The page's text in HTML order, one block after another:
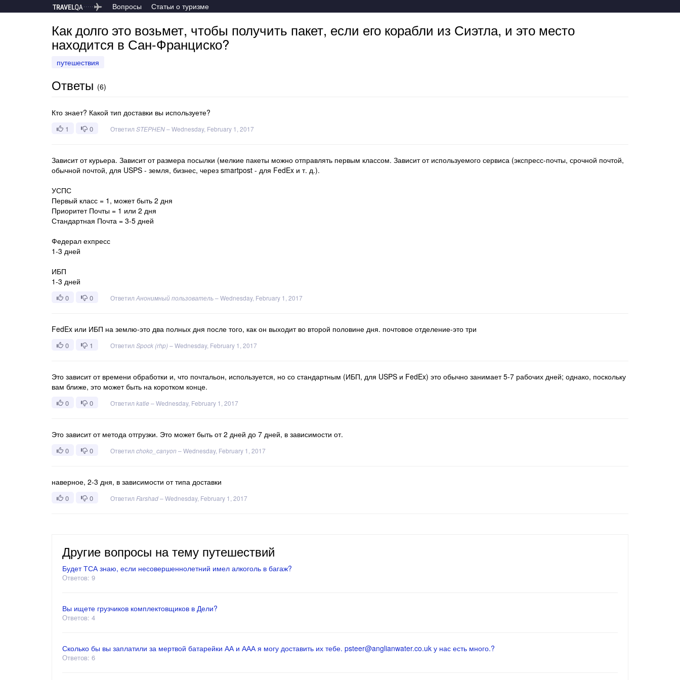
Вопросы Статьи о туризме
Как долго это возьмет, чтобы получить пакет, если его корабли из Сиэтла, и это место
находится в Сан-Франциско?
путешествия
Ответы (6)
Кто знает? Какой тип доставки вы используете?
1 0 Ответил STEPHEN–Wednesday, February 1, 2017
Зависит от курьера. Зависит от размера посылки (мелкие пакеты можно отправлять первым классом. Зависит от используемого сервиса (экспресс-почты, срочной почтой,
обычной почтой, для USPS - земля, бизнес, через smartpost - для FedEx и т. д.).
УСПС
Первый класс = 1, может быть 2 дня
Приоритет Почты = 1 или 2 дня
Стандартная Почта = 3-5 дней
Федерал ехпресс
1-3 дней
ИБП
1-3 дней
0 0 Ответил Анонимный пользователь–Wednesday, February 1, 2017
FedEx или ИБП на землю-это два полных дня после того, как он выходит во второй половине дня. почтовое отделение-это три
0 1 Ответил Spock (rhp)–Wednesday, February 1, 2017
Это зависит от времени обработки и, что почтальон, используется, но со стандартным (ИБП, для USPS и FedEx) это обычно занимает 5-7 рабочих дней; однако, поскольку
вам ближе, это может быть на коротком конце.
0 0 Ответил katie–Wednesday, February 1, 2017
Это зависит от метода отгрузки. Это может быть от 2 дней до 7 дней, в зависимости от.
0 0 Ответил choko_canyon –Wednesday, February 1, 2017
наверное, 2-3 дня, в зависимости от типа доставки
0 0 Ответил Farshad–Wednesday, February 1, 2017
Другие вопросы на тему путешествий
Будет ТСА знаю, если несовершеннолетний имел алкоголь в багаж?
Ответов: 9
Вы ищете грузчиков комплектовщиков в Дели?
Ответов: 4
Сколько бы вы заплатили за мертвой батарейки АА и ААА я могу доставить их тебе. psteer@anglianwater.co.uk у нас есть много.?
Ответов: 6